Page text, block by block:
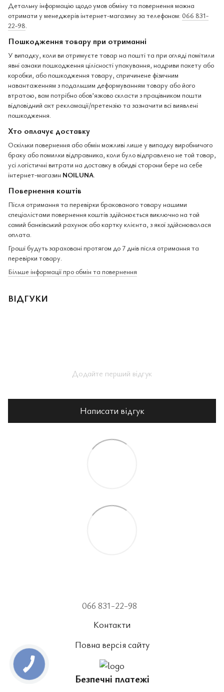
Детальну інформацію щодо умов обміну та повернення можна
отримати у менеджерів інтернет-магазину за телефоном: 066 831-
22-98.
Пошкодження товару при отриманні
У випадку, коли ви отримуєте товар на пошті та при огляді помітили
явні ознаки пошкодження цілісності упакування, надриви пакету або
коробки, або пошкодження товару, спричинене фізичним
навантаженням з подальшим деформуванням товару або його
втратою, вам потрібно обов’язково скласти з працівником пошти
відповідний акт рекламації/претензію та зазначити всі виявлені
пошкодження.
Хто оплачує доставку
Оскільки повернення або обмін можливі лише у випадку виробничого
браку або помилки відправника, коли було відправлено не той товар,
усі логістичні витрати на доставку в обидві сторони бере на себе
інтернет-магазин NOILUNA
Повернення коштів
Після отримання та перевірки бракованого товару нашими
спеціалістами повернення коштів здійснюється виключно на той
самий банківський рахунок або картку клієнта, з якої здійснювалася
оплата.
Гроші будуть зараховані протягом до 7 днів після отримання та
перевірки товару.
Більше інформації про обмін та повернення
ВІДГУКИ
Додайте перший відгук
Написати відгук
066 831-22-98
Контакти
Повна версія сайту
Безпечні платежі